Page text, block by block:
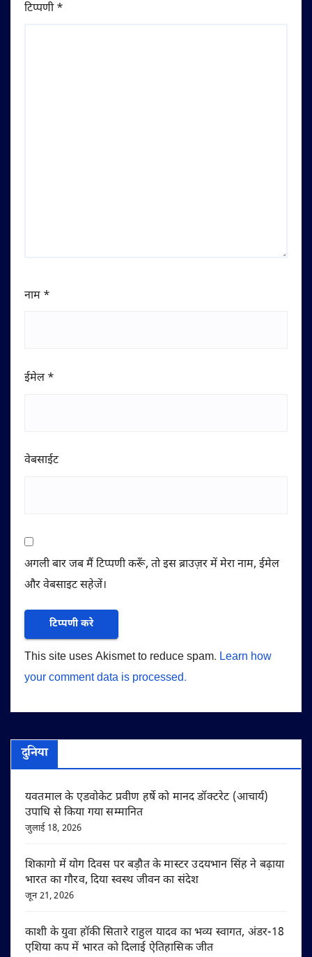
टिप्पणी*
नाम *
ईमेल *
वेबसाईट
अगली बार जब मैं टिप्पणी करूँ, तो इस ब्राउज़र में मेरा नाम, ईमेल
और वेबसाइट सहेजें।
This site uses Akismet to reduce spam. Learn how
your comment data is processed.
दुनिया
यवतमाल के एडवोकेट प्रवीण हर्षे को मानद डॉक्टरेट (आचार्य)
उपाधि से किया गया सम्मानित
जुलाई 18, 2026
शिकागो में योग दिवस पर बड़ौत के मास्टर उदयभान सिंह ने बढ़ाया
भारत का गौरव, दिया स्वस्थ जीवन का संदेश
जून 21, 2026
काशी के युवा हॉकी सितारे राहुल यादव का भव्य स्वागत, अंडर-18
एशिया कप में भारत को दिलाई ऐतिहासिक जीत